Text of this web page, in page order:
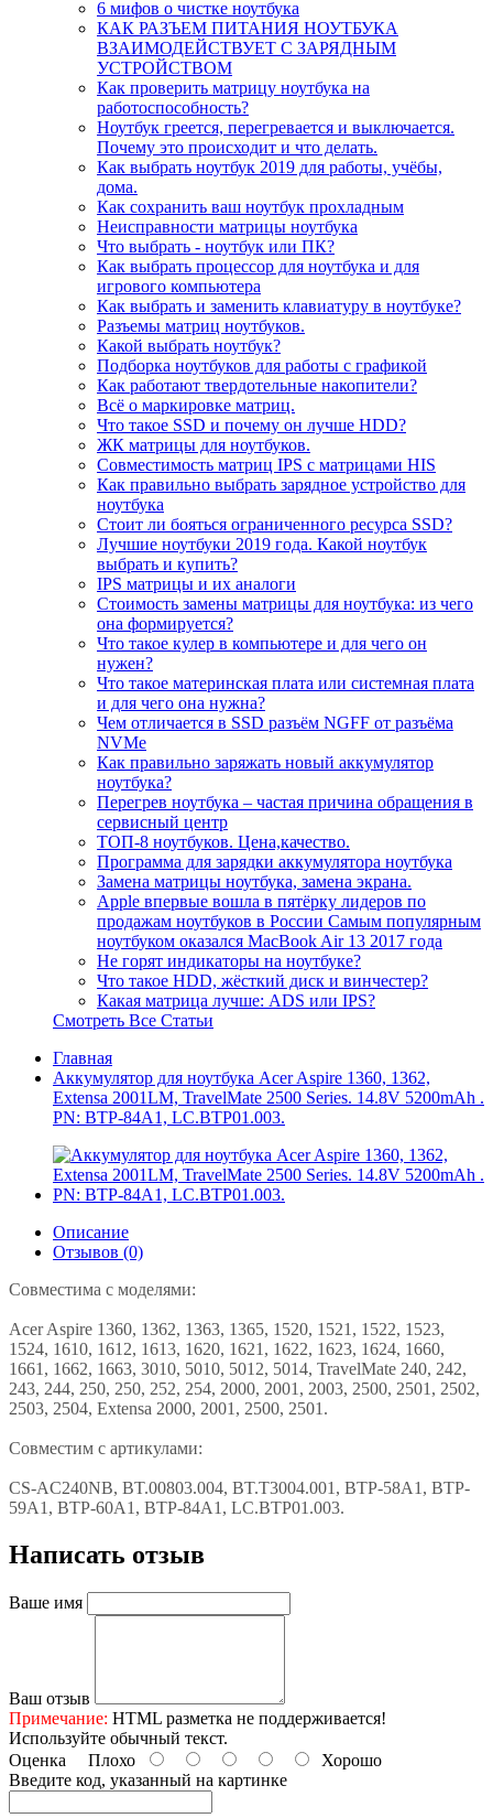
6 мифов о чистке ноутбука
КАК РАЗЪЕМ ПИТАНИЯ НОУТБУКА
ВЗАИМОДЕЙСТВУЕТ С ЗАРЯДНЫМ
УСТРОЙСТВОМ
Как проверить матрицу ноутбука на
работоспособность?
Ноутбук греется, перегревается и выключается.
Почему это происходит и что делать.
Как выбрать ноутбук 2019 для работы, учёбы,
дома.
Как сохранить ваш ноутбук прохладным
Неисправности матрицы ноутбука
Что выбрать - ноутбук или ПК?
Как выбрать процессор для ноутбука и для
игрового компьютера
Как выбрать и заменить клавиатуру в ноутбуке?
Разъемы матриц ноутбуков.
Какой выбрать ноутбук?
Подборка ноутбуков для работы с графикой
Как работают твердотельные накопители?
Всё о маркировке матриц.
Что такое SSD и почему он лучше HDD?
ЖК матрицы для ноутбуков.
Совместимость матриц IPS с матрицами HIS
Как правильно выбрать зарядное устройство для
ноутбука
Стоит ли бояться ограниченного ресурса SSD?
Лучшие ноутбуки 2019 года. Какой ноутбук
выбрать и купить?
IPS матрицы и их аналоги
Стоимость замены матрицы для ноутбука: из чего
она формируется?
Что такое кулер в компьютере и для чего он
нужен?
Что такое материнская плата или системная плата
и для чего она нужна?
Чем отличается в SSD разъём NGFF от разъёма
NVMe
Как правильно заряжать новый аккумулятор
ноутбука?
Перегрев ноутбука – частая причина обращения в
сервисный центр
ТОП-8 ноутбуков. Цена,качество.
Программа для зарядки аккумулятора ноутбука
Замена матрицы ноутбука, замена экрана.
Apple впервые вошла в пятёрку лидеров по
продажам ноутбуков в России Самым популярным
ноутбуком оказался MacBook Air 13 2017 года
Не горят индикаторы на ноутбуке?
Что такое HDD, жёсткий диск и винчестер?
Какая матрица лучше: ADS или IPS?
Смотреть Все Статьи
Главная
Аккумулятор для ноутбука Acer Aspire 1360, 1362,
Extensa 2001LM, TravelMate 2500 Series. 14.8V 5200mAh .
PN: BTP-84A1, LC.BTP01.003.
Описание
Отзывов (0)
Совместима с моделями:
Acer Aspire 1360, 1362, 1363, 1365, 1520, 1521, 1522, 1523,
1524, 1610, 1612, 1613, 1620, 1621, 1622, 1623, 1624, 1660,
1661, 1662, 1663, 3010, 5010, 5012, 5014, TravelMate 240, 242,
243, 244, 250, 250, 252, 254, 2000, 2001, 2003, 2500, 2501, 2502,
2503, 2504, Extensa 2000, 2001, 2500, 2501.
Совместим с артикулами:
CS-AC240NB, BT.00803.004, BT.T3004.001, BTP-58A1, BTP-
59A1, BTP-60A1, BTP-84A1, LC.BTP01.003.
Написать отзыв
Ваше имя
Ваш отзыв
Примечание: HTML разметка не поддерживается!
Используйте обычный текст.
Оценка Плохо
Хорошо
Введите код, указанный на картинке